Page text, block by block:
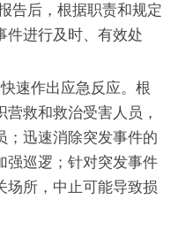
告后，根据职责和规定
件进行及时、有效处
速作出应急反应。根
救和救治受害人员，
；迅速消除突发事件的
强巡逻；针对突发事件
场所，中止可能导致损